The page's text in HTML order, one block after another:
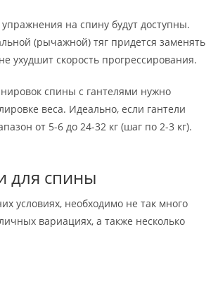
на спину будут доступны.
(рычажной) тяг придется заменять
ухудшит скорость прогрессирования.
спины с гантелями нужно
веса. Идеально, если гантели
от 5-6 до 24-32 кг (шаг по 2-3 кг).
для спины
условиях, необходимо не так много
вариациях, а также несколько